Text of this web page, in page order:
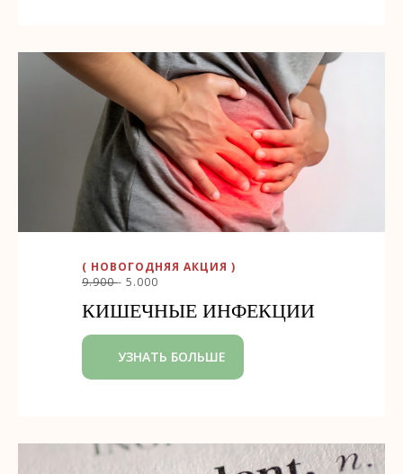
( НОВОГОДНЯЯ АКЦИЯ )
9.900- 5.000
КИШЕЧНЫЕ ИНФЕКЦИИ
УЗНАТЬ БОЛЬШЕ